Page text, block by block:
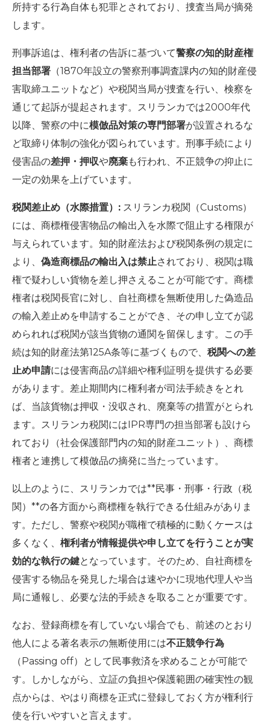
所持する行為自体も犯罪とされており、捜査当局が摘発
します。
刑事訴追は、権利者の告訴に基づいて警察の知的財産権
担当部署 （1870年設立の警察刑事調査課内の知的財産侵
害取締ユニットなど）や税関当局が捜査を行い、検察を
通じて起訴が提起されます。スリランカでは2000年代
以降、警察の中に模倣品対策の専門部署が設置されるな
ど取締り体制の強化が図られています。刑事手続により
侵害品の差押・押収や廃棄も行われ、不正競争の抑止に
一定の効果を上げています。
税関差止め（水際措置）: スリランカ税関（Customs）
には、商標権侵害物品の輸出入を水際で阻止する権限が
与えられています。知的財産法および税関条例の規定に
より、 偽造商標品の輸出入は禁止されており、税関は職
権で疑わしい貨物を差し押さえることが可能です。商標
権者は税関長官に対し、自社商標を無断使用した偽造品
の輸入差止めを申請することができ、その申し立てが認
められれば税関が該当貨物の通関を留保します。この手
続は知的財産法第125A条等に基づくもので、 税関への差
止め申請には侵害商品の詳細や権利証明を提供する必要
があります。差止期間内に権利者が司法手続きをとれ
ば、当該貨物は押収・没収され、廃棄等の措置がとられ
ます。スリランカ税関にはIPR専門の担当部署も設けら
れており（社会保護部門内の知的財産ユニット）、商標
権者と連携して模倣品の摘発に当たっています。
以上のように、スリランカでは**民事・刑事・行政（税
関）**の各方面から商標権を執行できる仕組みがありま
す。ただし、警察や税関が職権で積極的に動くケースは
多くなく、 権利者が情報提供や申し立てを行うことが実
効的な執行の鍵となっています。そのため、自社商標を
侵害する物品を発見した場合は速やかに現地代理人や当
局に通報し、必要な法的手続きを取ることが重要です。
なお、登録商標を有していない場合でも、前述のとおり
他人による著名表示の無断使用には不正競争行為
（Passing off）として民事救済を求めることが可能で
す。しかしながら、立証の負担や保護範囲の確実性の観
点からは、やはり商標を正式に登録しておく方が権利行
使を行いやすいと言えます。